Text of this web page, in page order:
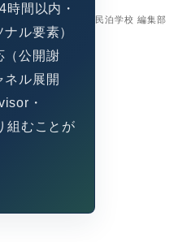
民泊学校 編集部
間以内・
ル要素）
（公開謝
ル展開
・
組むことが